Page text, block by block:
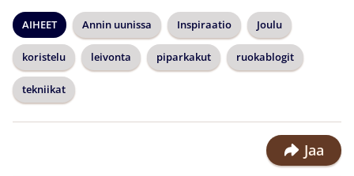
AIHEET Annin uunissa Inspiraatio Joulu
koristelu leivonta piparkakut ruokablogit
tekniikat
Jaa